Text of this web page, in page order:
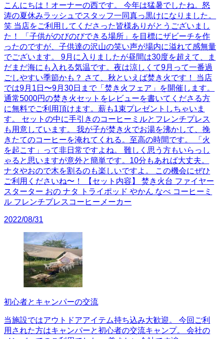
こんにちは！オーナーの西です。 今年は猛暑でしたね。怒
涛の夏休みラッシュでスタッフ一同真っ黒けになりました。
笑 当店をご利用してくださった皆様ありがとうございまし
た！ 「子供がのびのびできる場所」を目標にザビーチを作
ったのですが、子供達の沢山の笑い声が場内に溢れて感無量
でございます。 9月に入りましたが昼間は30度を超えて、ま
だまだ海にも入れる気温です。夜は涼しくて9月って一番過
ごしやすい季節かも？ さて、秋といえば焚き火です！ 当店
では9月1日〜9月30日まで「焚き火フェア」を開催します。
通常5000円の焚き火セットをレビューを書いてくださる方
に無料でご利用頂けます。薪も1束プレゼントしちゃいま
す。 セットの中に手引きのコーヒーミルとフレンチプレス
も用意しています。 我が子が焚き火でお湯を沸かして、挽
きたてのコーヒーを淹れてくれる。至高の時間です。 「火
を起こす」って非日常ですよね。 難しく思う方もいらっし
ゃると思いますが意外と簡単です。10分もあれば大丈夫。
ナタやおので木を割るのも楽しいですよ。 この機会にぜひ
ご利用くださいね〜！ 【セット内容】 焚き火台 ファイヤー
スターター おの ナタ トライポッド やかん なべ コーヒーミ
ル フレンチプレスコーヒーメーカー
2022/08/31
初心者とキャンパーの交流
当施設ではアウトドアアイテム持ち込み大歓迎。 今回ご利
用された方はキャンパーと初心者の交流キャンプ。 会社の